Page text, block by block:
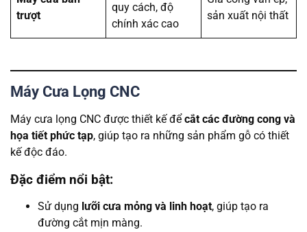
trượt
quy cách, độ
chính xác cao
sản xuất nội thất
Máy Cưa Lọng CNC
Máy cưa lọng CNC được thiết kế đểcắt các đường cong và
họa tiết phức tạp, giúp tạo ra những sản phẩm gỗ có thiết
kế độc đáo.
Đặc điểm nổi bật:
Sử dụng lưỡi cưa mỏng và linh hoạt, giúp tạo ra
đường cắt mịn màng.